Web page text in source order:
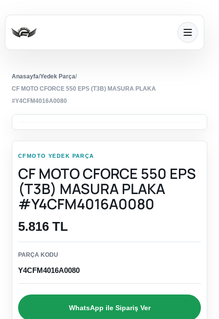
Anasayfa/Yedek Parça/
CF MOTO CFORCE 550 EPS (T3B) MASURA PLAKA
#Y4CFM4016A0080
CFMOTO YEDEK PARÇA
CF MOTO CFORCE 550 EPS
(T3B) MASURA PLAKA
#Y4CFM4016A0080
5.816 TL
PARÇA KODU
Y4CFM4016A0080
WhatsApp ile Sipariş Ver